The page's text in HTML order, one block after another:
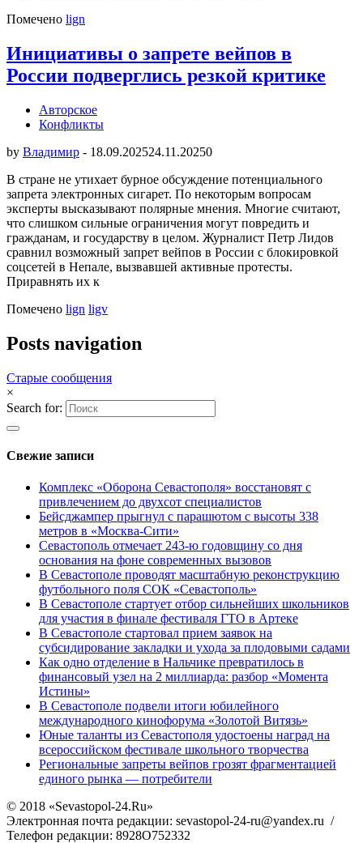
Помечено lign
Инициативы о запрете вейпов в
России подверглись резкой критике
Авторское
Конфликты
by Владимир - 18.09.202524.11.20250
В стране не утихает бурное обсуждение потенциального
запрета электронных сигарет. По некоторым вопросам
эксперты высказывают полярные мнения. Многие считают,
что слишком сильные ограничения могут повредить и
гражданам, и государству в целом. Журналист Петр Лидов
сравнил возможный запрет вейпов в России с блокировкой
соцсетей в Непале, вызвавшей активные протесты.
Приравнять их к
Помечено lign ligv
Posts navigation
Старые сообщения
×
Search for:
Свежие записи
Комплекс «Оборона Севастополя» восстановят с
привлечением до двухсот специалистов
Бейсджампер прыгнул с парашютом с высоты 338
метров в «Москва-Сити»
Севастополь отмечает 243-ю годовщину со дня
основания на фоне современных вызовов
В Севастополе проводят масштабную реконструкцию
футбольного поля СОК «Севастополь»
В Севастополе стартует отбор сильнейших школьников
для участия в финале фестиваля ГТО в Артеке
В Севастополе стартовал прием заявок на
субсидирование закладки и ухода за плодовыми садами
Как одно отделение в Нальчике превратилось в
финансовый узел на 2 миллиарда: разбор «Момента
Истины»
В Севастополе подвели итоги юбилейного
международного кинофорума «Золотой Витязь»
Юные таланты из Севастополя удостоены наград на
всероссийском фестивале школьного творчества
Региональные запреты вейпов грозят фрагментацией
единого рынка — потребители
© 2018 «Sevastopol-24.Ru»
Электронная почта редакции: sevastopol-24-ru@yandex.ru /
Телефон редакции: 8928O752332